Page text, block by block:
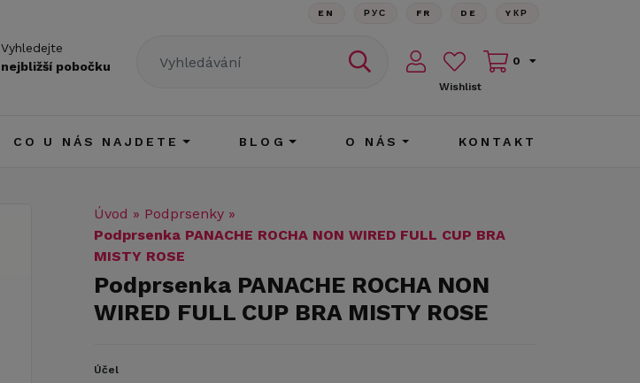
Vyhledejte
nejbližší pobočku
EN РУС FR DE YКР
Wishlist
0
CO U NÁS NAJDETE BLOG O NÁS KONTAKT
Úvod » Podprsenky »
Podprsenka PANACHE ROCHA NON WIRED FULL CUP BRA
MISTY ROSE
Podprsenka PANACHE ROCHA NON
WIRED FULL CUP BRA MISTY ROSE
Účel